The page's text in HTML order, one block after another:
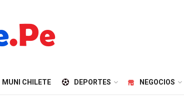
MUNI CHILETE DEPORTES NEGOCIOS